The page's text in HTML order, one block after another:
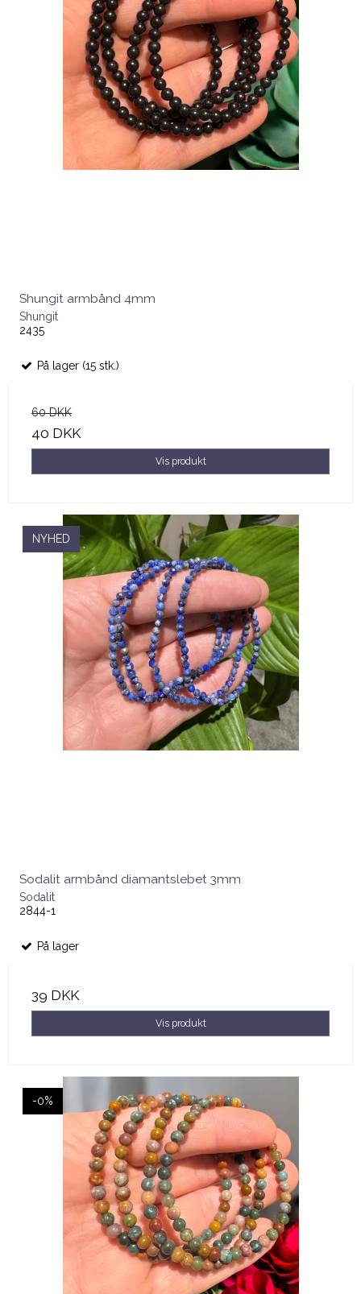
Shungit armbånd 4mm
Shungit
2435
På lager (15 stk.)
60 DKK
40 DKK
Vis produkt
NYHED
Sodalit armbånd diamantslebet 3mm
Sodalit
2844-1
På lager
39 DKK
Vis produkt
-0%